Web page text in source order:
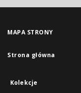
MAPA STRONY
Strona główna
Kolekcje